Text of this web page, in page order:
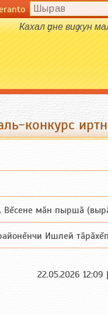
Кахал ҫине виҫ кун
конкурс
мăн пыршă
Ишлей тăрăхĕпе
22.05.2026 12:09